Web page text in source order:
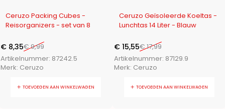
Ceruzo Packing Cubes -
Reisorganizers - set van 8
€9,99
€ 8,35
Artikelnummer: 87242.5
Merk: Ceruzo
TOEVOEGEN AAN WINKELWAGEN
Ceruzo Geïsoleerde Koeltas -
Lunchtas 14 Liter - Blauw
€17,99
€ 15,55
Artikelnummer: 87129.9
Merk: Ceruzo
TOEVOEGEN AAN WINKELWAGEN